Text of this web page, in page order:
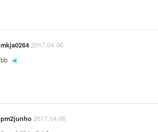
mkja0264 2017.04.06
bb ◀
pm2junho 2017.04.06